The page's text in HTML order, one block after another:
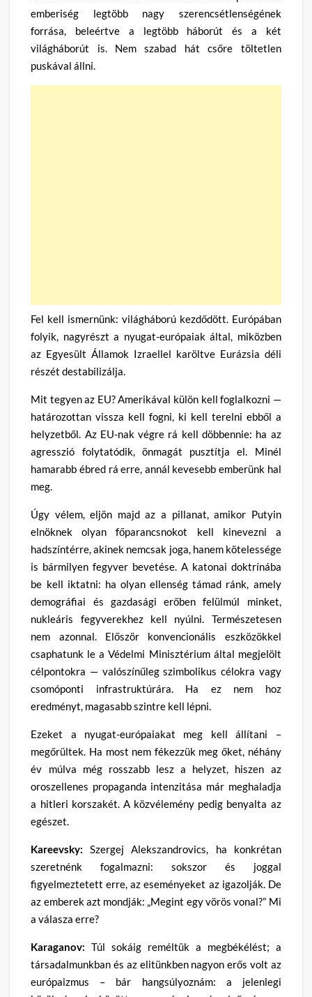
emberiség legtöbb nagy szerencsétlenségének
forrása, beleértve a legtöbb háborút és a két
világháborút is. Nem szabad hát csőre töltetlen
puskával állni.
Fel kell ismernünk: világháború kezdődött. Európában
folyik, nagyrészt a nyugat-európaiak által, miközben
az Egyesült Államok Izraellel karöltve Eurázsia déli
részét destabilizálja.
Mit tegyen az EU? Amerikával külön kell foglalkozni —
határozottan vissza kell fogni, ki kell terelni ebből a
helyzetből. Az EU-nak végre rá kell döbbennie: ha az
agresszió folytatódik, önmagát pusztítja el. Minél
hamarabb ébred rá erre, annál kevesebb emberünk hal
meg.
Úgy vélem, eljön majd az a pillanat, amikor Putyin
elnöknek olyan főparancsnokot kell kinevezni a
hadszíntérre, akinek nemcsak joga, hanem kötelessége
is bármilyen fegyver bevetése. A katonai doktrínába
be kell iktatni: ha olyan ellenség támad ránk, amely
demográfiai és gazdasági erőben felülmúl minket,
nukleáris fegyverekhez kell nyúlni. Természetesen
nem azonnal. Először konvencionális eszközökkel
csaphatunk le a Védelmi Minisztérium által megjelölt
célpontokra — valószínűleg szimbolikus célokra vagy
csomóponti infrastruktúrára. Ha ez nem hoz
eredményt, magasabb szintre kell lépni.
Ezeket a nyugat-európaiakat meg kell állítani –
megőrültek. Ha most nem fékezzük meg őket, néhány
év múlva még rosszabb lesz a helyzet, hiszen az
oroszellenes propaganda intenzitása már meghaladja
a hitleri korszakét. A közvélemény pedig benyalta az
egészet.
Kareevsky:Szergej Alekszandrovics, ha konkrétan
szeretnénk fogalmazni: sokszor és joggal
figyelmeztetett erre, az eseményeket az igazolják. De
az emberek azt mondják: „Megint egy vörös vonal?” Mi
a válasza erre?
Karaganov:Túl sokáig reméltük a megbékélést; a
társadalmunkban és az elitünkben nagyon erős volt az
európaizmus – bár hangsúlyoznám: a jelenlegi